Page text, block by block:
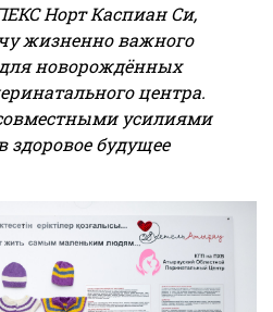
Норт Каспиан Си,
жизненно важного
новорождённых
центра.
усилиями
здоровое будущее